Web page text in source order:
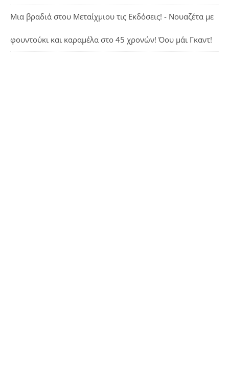
Μια βραδιά στου Μεταίχμιου τις Εκδόσεις! - Νουαζέτα με
φουντούκι και καραμέλα στο 45 χρονών! Όου μάι Γκαντ!